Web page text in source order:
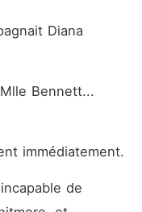
Diana
Bennett...
immédiatement.
de